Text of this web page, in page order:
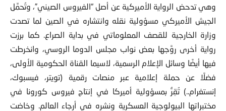
وهي تدحض الرواية الأميركية عن أصل “الفيروس الصيني”، وتُحمِّل
الجيش الأميركي مسؤولية نقله وانتشاره في الصين لما تصدت
وزارة الخارجية للقصف المعلوماتي في بداية الصراع. كما برزت
رواية أخرى روَّجها بعض نواب مجلس الدوما الروسي، وانخرطت
فيها أيضًا وسائل الإعلام الرسمية، لاسيما القناة الحكومية الأولى،
فضلًا عن حملة إعلامية عبر منصات رقمية (تويتر، فيسبوك،
إنستغرام..) تُقِرُّ بمسؤولية أميركا في إنتاج فيروس كورونا في
مختبراتها البيولوجية العسكرية ونشره في أرجاء العالم. وخاضت